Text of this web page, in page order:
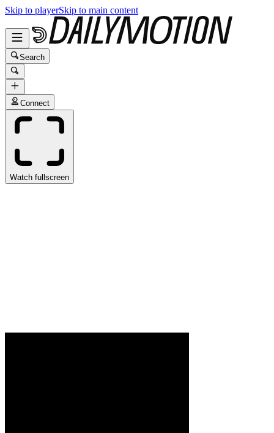
Skip to playerSkip to main content
Search
Connect
Watch fullscreen